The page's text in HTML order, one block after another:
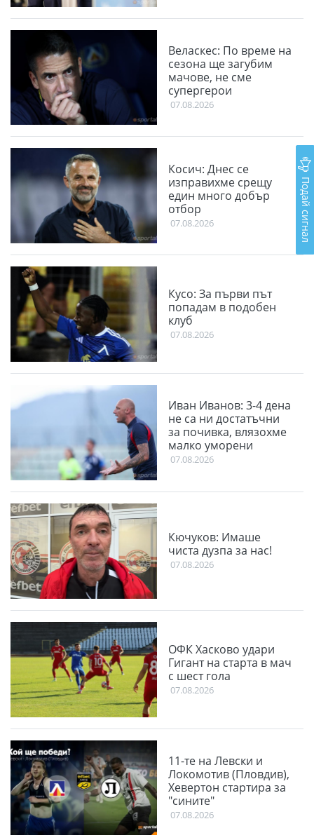
Веласкес: По време на
сезона ще загубим
мачове, не сме
супергерои
07.08.2026
Косич: Днес се
изправихме срещу
един много добър
отбор
07.08.2026
Кусо: За първи път
попадам в подобен
клуб
07.08.2026
Иван Иванов: 3-4 дена
не са ни достатъчни
за почивка, влязохме
малко уморени
07.08.2026
Кючуков: Имаше
чиста дузпа за нас!
07.08.2026
ОФК Хасково удари
Гигант на старта в мач
с шест гола
07.08.2026
11-те на Левски и
Локомотив (Пловдив),
Хевертон стартира за
"сините"
07.08.2026
Подай сигнал